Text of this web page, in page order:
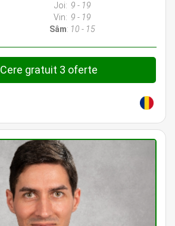
Joi: 9 - 19
Vin: 9 - 19
Sâm: 10 - 15
Cere gratuit 3 oferte